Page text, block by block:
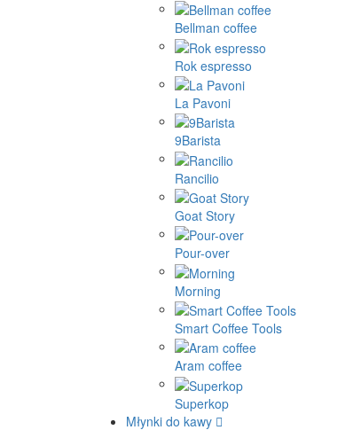
Bellman coffee
Rok espresso
La Pavoni
9Barista
Rancilio
Goat Story
Pour-over
Morning
Smart Coffee Tools
Aram coffee
Superkop
Młynki do kawy